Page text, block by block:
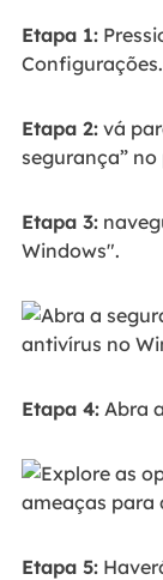
Etapa 1:
Configurações.
Etapa 2:vá
segurança”
Etapa 3:
Windows".
Etapa 4:Abra
Etapa 5: